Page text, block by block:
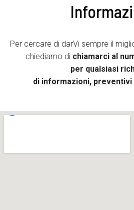
Per cercare di darVi sempre il
chiediamo di chiamarci al
per qualsiasi
di informazioni, preventivi